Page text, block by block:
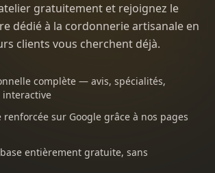
gratuitement et rejoignez le
dédié à la cordonnerie artisanale en
clients vous cherchent déjà.
complète — avis, spécialités,
interactive
sur Google grâce à nos pages
entièrement gratuite, sans